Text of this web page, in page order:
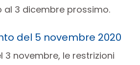
al 3 dicembre prossimo.
del 5 novembre 2020
3 novembre, le restrizioni